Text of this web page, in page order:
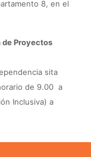
8, en el
Proyectos
sita
de 9.00 a
Inclusiva) a